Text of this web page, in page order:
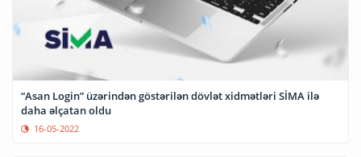
“Asan Login” üzərindən göstərilən dövlət xidmətləri SİMA ilə
16-05-2022